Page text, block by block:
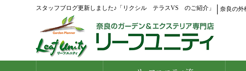
スタッフブログ更新しました♪「リクシル テラスVS のご紹介」 奈良の外